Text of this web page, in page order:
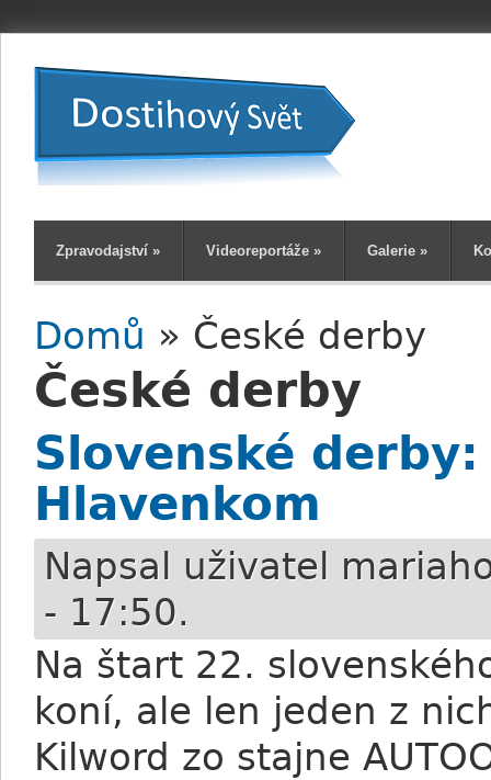
Zpravodajství » Videoreportáže » Galerie »
Jste zde
Domů » České derby
České derby
Slovenské
Hlavenkom
Napsal uživatel
- 17:50.
Na štart 22.
koní, ale len jeden z
Kilword zo stajne